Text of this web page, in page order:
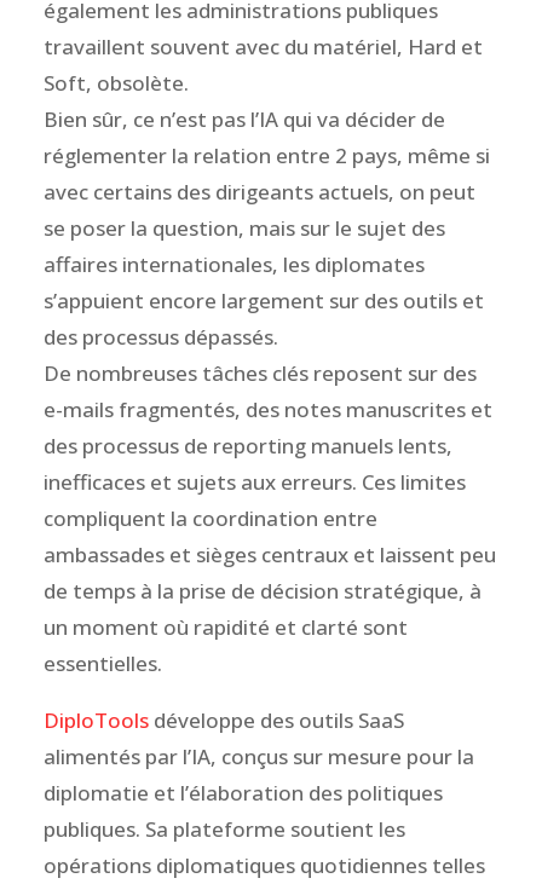
également les administrations publiques
travaillent souvent avec du matériel, Hard et
Soft, obsolète.
Bien sûr, ce n’est pas l’IA qui va décider de
réglementer la relation entre 2 pays, même si
avec certains des dirigeants actuels, on peut
se poser la question, mais sur le sujet des
affaires internationales, les diplomates
s’appuient encore largement sur des outils et
des processus dépassés.
De nombreuses tâches clés reposent sur des
e-mails fragmentés, des notes manuscrites et
des processus de reporting manuels lents,
inefficaces et sujets aux erreurs. Ces limites
compliquent la coordination entre
ambassades et sièges centraux et laissent peu
de temps à la prise de décision stratégique, à
un moment où rapidité et clarté sont
essentielles.
DiploToolsdéveloppe des outils SaaS
alimentés par l’IA, conçus sur mesure pour la
diplomatie et l’élaboration des politiques
publiques. Sa plateforme soutient les
opérations diplomatiques quotidiennes telles